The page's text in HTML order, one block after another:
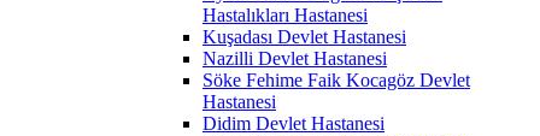
Hastalıkları Hastanesi
Kuşadası Devlet Hastanesi
Nazilli Devlet Hastanesi
Söke Fehime Faik Kocagöz Devlet
Hastanesi
Didim Devlet Hastanesi